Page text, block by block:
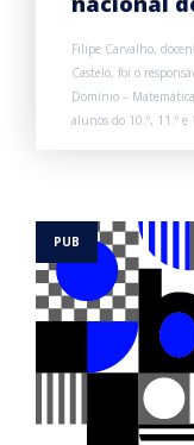
Filipe Carvalho,
Castelo, foi o
Domínio –
alunos do 10.º, 11.º e